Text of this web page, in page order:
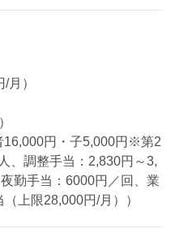
月）
16,000円・子5,000円※第2
、調整手当：2,830円～3,
勤手当：6000円／回、業
上限28,000円/月））